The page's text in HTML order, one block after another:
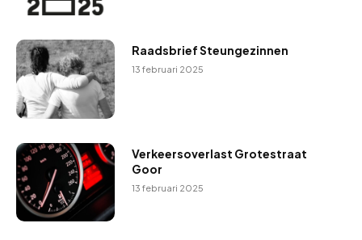
Raadsbrief Steungezinnen
13 februari 2025
Verkeersoverlast Grotestraat
Goor
13 februari 2025